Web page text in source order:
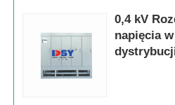
O nas
Wycieczka po fabryce
0,4 kV
napięcia